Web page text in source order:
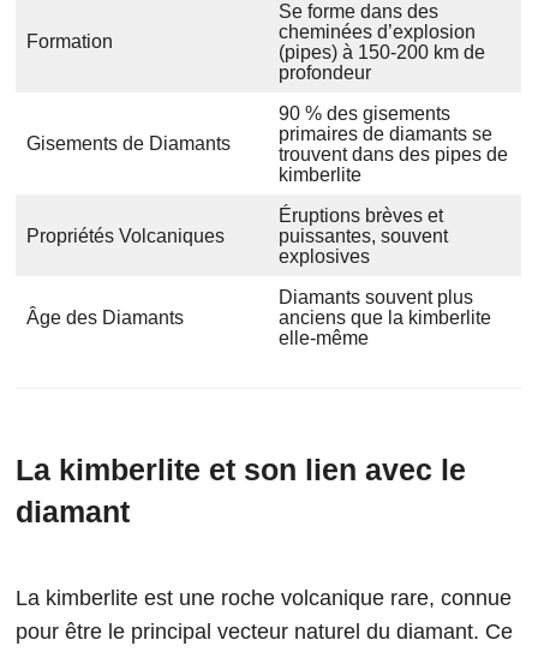
Formation
Se forme dans des
cheminées d’explosion
(pipes) à 150-200 km de
profondeur
Gisements de Diamants
90 % des gisements
primaires de diamants se
trouvent dans des pipes de
kimberlite
Propriétés Volcaniques
Éruptions brèves et
puissantes, souvent
explosives
Âge des Diamants
Diamants souvent plus
anciens que la kimberlite
elle-même
La kimberlite et son lien avec le
diamant
La kimberlite est une roche volcanique rare, connue
pour être le principal vecteur naturel du diamant. Ce